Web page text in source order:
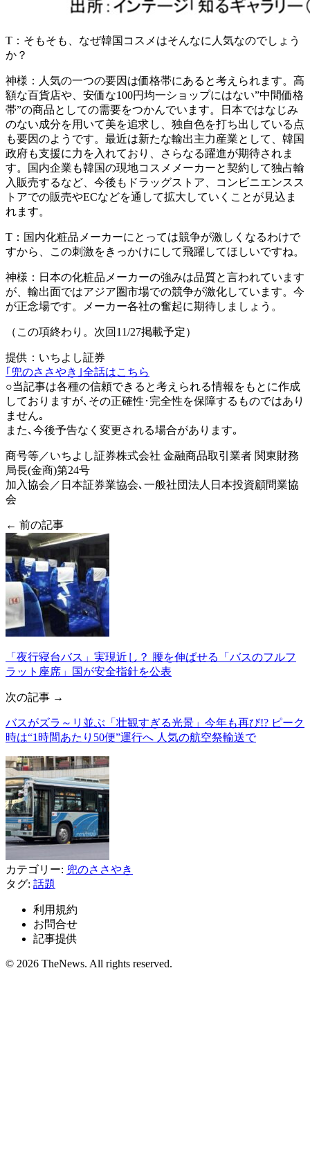
T： そもそも、なぜ韓国コスメはそんなに人気なのでしょう
か？
神様： 人気の一つの要因は価格帯にあると考えられます。高
額な百貨店や、安価な100円均一ショップにはない”中間価格
帯”の商品としての需要をつかんでいます。
日本ではなじみ
のない成分を用いて美を追求し、独自色を打ち出している点
も要因のようです。最近は新たな輸出主力産業として、韓国
政府も支援に力を入れており、さらなる躍進が期待されま
す。国内企業も韓国の現地コスメメーカーと契約して独占輸
入販売するなど、今後もドラッグストア、コンビニエンスス
トアでの販売やECなどを通して拡大していくことが見込ま
れます。
T： 国内化粧品メーカーにとっては競争が激しくなるわけで
すから、この刺激をきっかけにして飛躍してほしいですね。
神様： 日本の化粧品メーカーの強みは品質と言われています
が、輸出面ではアジア圏市場での競争が激化しています。今
が正念場です。メーカー各社の奮起に期待しましょう。
（この項終わり。次回11/27掲載予定）
提供：いちよし証券
｢兜のささやき｣全話はこちら
○当記事は各種の信頼できると考えられる情報をもとに作成
しておりますが､その正確性･完全性を保障するものではあり
ません｡
また､今後予告なく変更される場合があります｡
商号等／いちよし証券株式会社 金融商品取引業者 関東財務
局長(金商)第24号
加入協会／日本証券業協会､一般社団法人日本投資顧問業協
会
← 前の記事
「夜行寝台バス」実現近し？ 腰を伸ばせる「バスのフルフ
ラット座席」国が安全指針を公表
次の記事 →
バスがズラ～リ並ぶ「壮観すぎる光景」今年も再び!? ピーク
時は“1時間あたり50便”運行へ 人気の航空祭輸送で
カテゴリー: 兜のささやき
タグ: 話題
利用規約
お問合せ
記事提供
© 2026 TheNews. All rights reserved.